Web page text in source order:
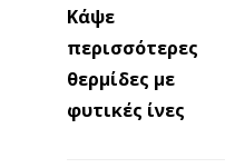
Κάψε
περισσότερες
θερμίδες με
φυτικές ίνες